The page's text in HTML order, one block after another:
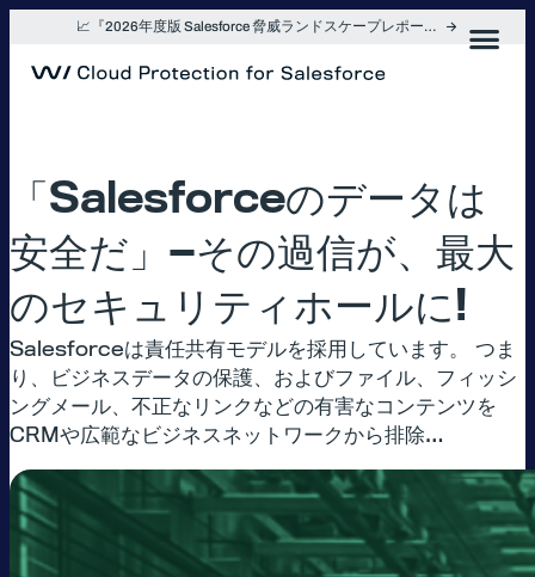
📈『2026年度版 Salesforce 脅威ランドスケープレポート』を入手
「Salesforceのデータは
安全だ」—その過信が、最大
のセキュリティホールに!
Salesforceは責任共有モデルを採用しています。 つま
り、ビジネスデータの保護、およびファイル、フィッシ
ングメール、不正なリンクなどの有害なコンテンツを
CRMや広範なビジネスネットワークから排除…